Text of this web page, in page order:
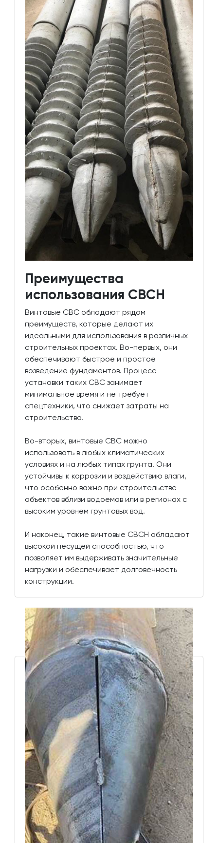
Преимущества
использования СВСН
Винтовые СВС обладают рядом
преимуществ, которые делают их
идеальными для использования в различных
строительных проектах. Во-первых, они
обеспечивают быстрое и простое
возведение фундаментов. Процесс
установки таких СВС занимает
минимальное время и не требует
спецтехники, что снижает затраты на
строительство.
Во-вторых, винтовые СВС можно
использовать в любых климатических
условиях и на любых типах грунта. Они
устойчивы к коррозии и воздействию влаги,
что особенно важно при строительстве
объектов вблизи водоемов или в регионах с
высоким уровнем грунтовых вод.
И наконец, такие винтовые СВСН обладают
высокой несущей способностью, что
позволяет им выдерживать значительные
нагрузки и обеспечивает долговечность
конструкции.